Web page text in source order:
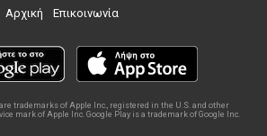
Αρχική
Επικοινωνία
trademarks of Apple Inc., registered in the U.S. and other
mark of Apple Inc. Google Play is a trademark of Google Inc.